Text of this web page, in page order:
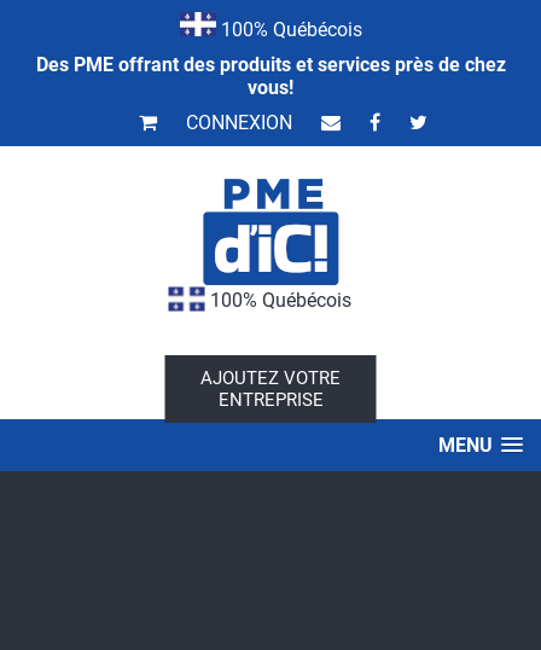
100% Québécois
Des PME offrant des produits et services près de chez
vous!
CONNEXION
100% Québécois
AJOUTEZ VOTRE
ENTREPRISE
MENU